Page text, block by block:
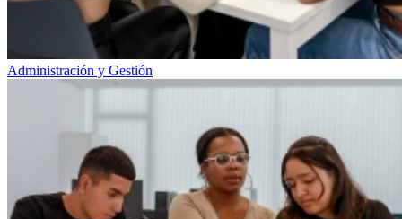
Administración y Gestión